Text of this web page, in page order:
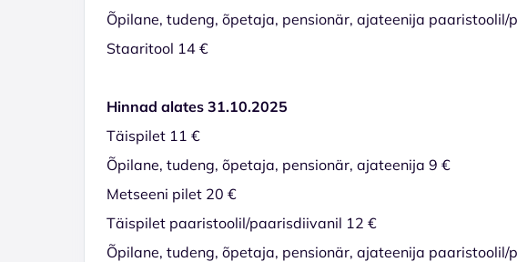
Õpilane, tudeng, õpetaja, pensionär, ajateenija
Staaritool 14 €
Hinnad alates 31.10.2025
Täispilet 11 €
Õpilane, tudeng, õpetaja, pensionär, ajateenija 9 €
Metseeni pilet 20 €
Täispilet paaristoolil/paarisdiivanil 12 €
Õpilane, tudeng, õpetaja, pensionär, ajateenija